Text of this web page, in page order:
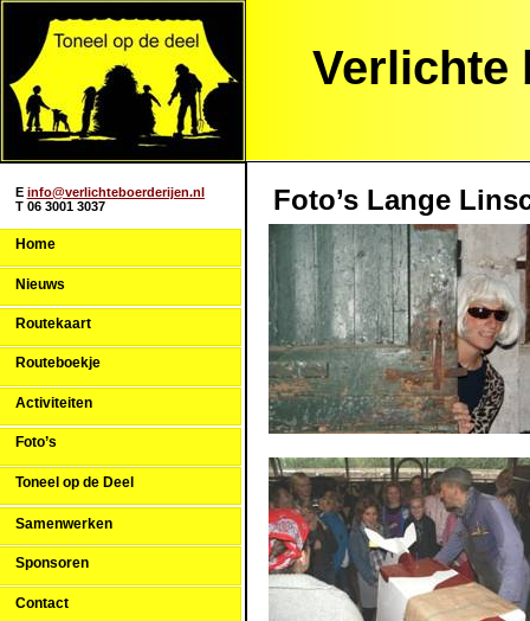
Verlichte
Home
Nieuws
Routekaart
Routeboekje
Activiteiten
Foto’s
Toneel op de Deel
Samenwerken
Sponsoren
Contact
E info@verlichteboerderijen.nl
T 06 3001 3037
Foto’s Lange